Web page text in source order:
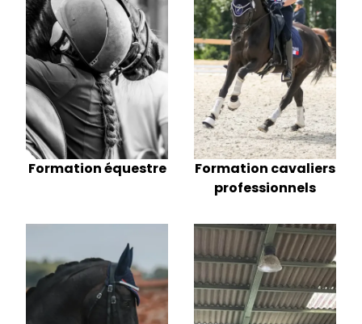
Formation équestre
Formation cavaliers
professionnels